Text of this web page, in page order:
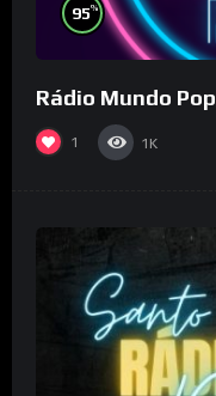
95%
Rádio Mundo Pop
1 1K